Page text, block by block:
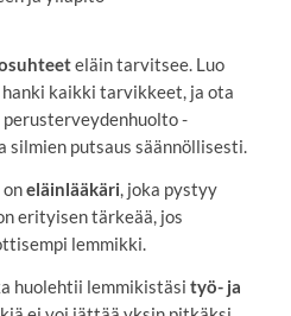
eläin tarvitsee. Luo
kaikki tarvikkeet, ja ota
-
silmien putsaus säännöllisesti.
eläinlääkäri, joka pystyy
erityisen tärkeää, jos
lemmikki.
huolehtii lemmikistäsi työ- ja